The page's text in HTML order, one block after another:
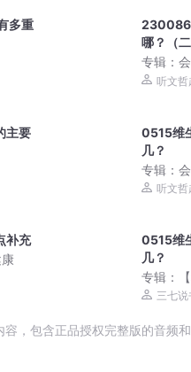
多重
230086
哪？（二
专辑：
听文哲
主要
0515维
几？
专辑：
听文哲
补充
0515维
几？
专辑：
三七说
，包含正品授权完整版的音频